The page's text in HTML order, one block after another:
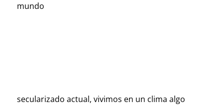
mundo
secularizado actual, vivimos en un clima algo